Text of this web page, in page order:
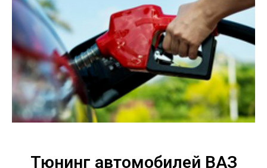
Тюнинг автомобилей ВАЗ